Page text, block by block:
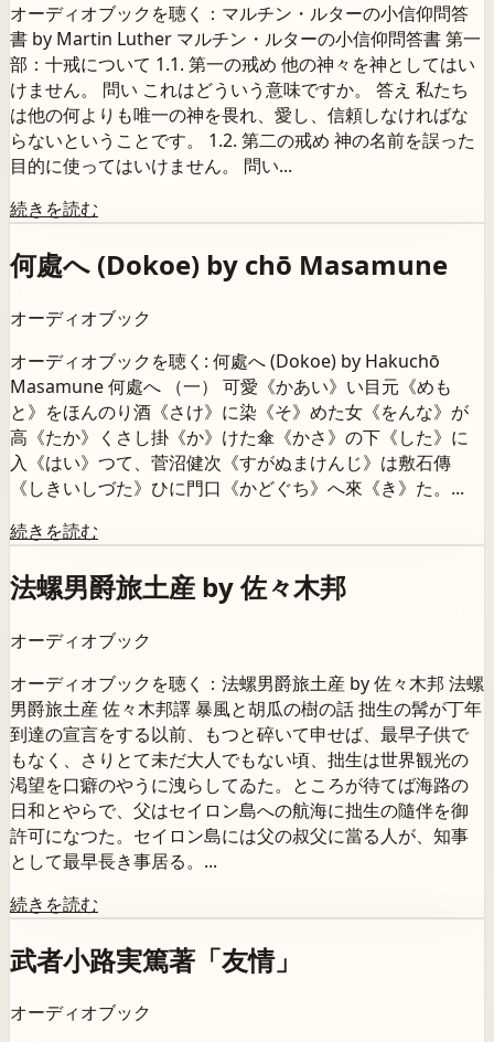
オーディオブックを聴く：マルチン・ルターの小信仰問答
書 by Martin Luther マルチン・ルターの小信仰問答書 第一
部：十戒について 1.1. 第一の戒め 他の神々を神としてはい
けません。 問い これはどういう意味ですか。 答え 私たち
は他の何よりも唯一の神を畏れ、愛し、信頼しなければな
らないということです。 1.2. 第二の戒め 神の名前を誤った
目的に使ってはいけません。 問い...
続きを読む
何處へ (Dokoe) by chō Masamune
オーディオブック
オーディオブックを聴く: 何處へ (Dokoe) by Hakuchō
Masamune 何處へ （一） 可愛《かあい》い目元《めも
と》をほんのり酒《さけ》に染《そ》めた女《をんな》が
高《たか》くさし掛《か》けた傘《かさ》の下《した》に
入《はい》つて、菅沼健次《すがぬまけんじ》は敷石傳
《しきいしづた》ひに門口《かどぐち》へ來《き》た。...
続きを読む
法螺男爵旅土産 by 佐々木邦
オーディオブック
オーディオブックを聴く：法螺男爵旅土産 by 佐々木邦 法螺
男爵旅土産 佐々木邦譯 暴風と胡瓜の樹の話 拙生の髯が丁年
到達の宣言をする以前、もつと碎いて申せば、最早子供で
もなく、さりとて未だ大人でもない頃、拙生は世界観光の
渇望を口癖のやうに洩らしてゐた。ところが待てば海路の
日和とやらで、父はセイロン島への航海に拙生の隨伴を御
許可になつた。セイロン島には父の叔父に當る人が、知事
として最早長き事居る。...
続きを読む
武者小路実篤著「友情」
オーディオブック